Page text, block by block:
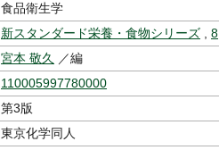
食品衛生学
新スタンダード栄養・食物シリーズ
8
宮本 敬久
／編
110005997780000
第3版
東京化学同人